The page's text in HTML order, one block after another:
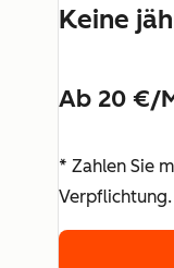
Keine
Ab 20 €/
* Zahlen Sie
Verpflichtung.